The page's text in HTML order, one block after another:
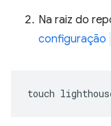
Na raiz do
configuração
touch